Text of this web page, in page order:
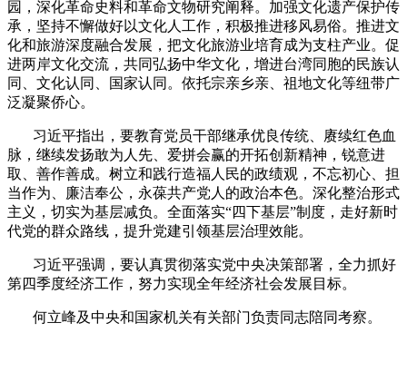
园，深化革命史料和革命文物研究阐释。加强文化遗产保护传
承，坚持不懈做好以文化人工作，积极推进移风易俗。推进文
化和旅游深度融合发展，把文化旅游业培育成为支柱产业。促
进两岸文化交流，共同弘扬中华文化，增进台湾同胞的民族认
同、文化认同、国家认同。依托宗亲乡亲、祖地文化等纽带广
泛凝聚侨心。
习近平指出，要教育党员干部继承优良传统、赓续红色血
脉，继续发扬敢为人先、爱拼会赢的开拓创新精神，锐意进
取、善作善成。树立和践行造福人民的政绩观，不忘初心、担
当作为、廉洁奉公，永葆共产党人的政治本色。深化整治形式
主义，切实为基层减负。全面落实“四下基层”制度，走好新时
代党的群众路线，提升党建引领基层治理效能。
习近平强调，要认真贯彻落实党中央决策部署，全力抓好
第四季度经济工作，努力实现全年经济社会发展目标。
何立峰及中央和国家机关有关部门负责同志陪同考察。